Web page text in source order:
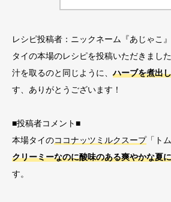
レシピ投稿者：ニックネーム『あじゃこ
タイの本場のレシピを投稿いただきまし
汁を取るのと同じように、ハーブを煮出
す、ありがとうございます！
■投稿者コメント■
本場タイのココナッツミルクスープ「ト
クリーミーなのに酸味のある爽やかな夏
す。